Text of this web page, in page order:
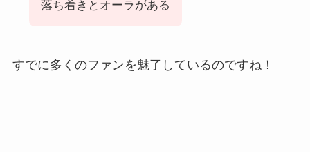
落ち着きとオーラがある
すでに多くのファンを魅了しているのですね！